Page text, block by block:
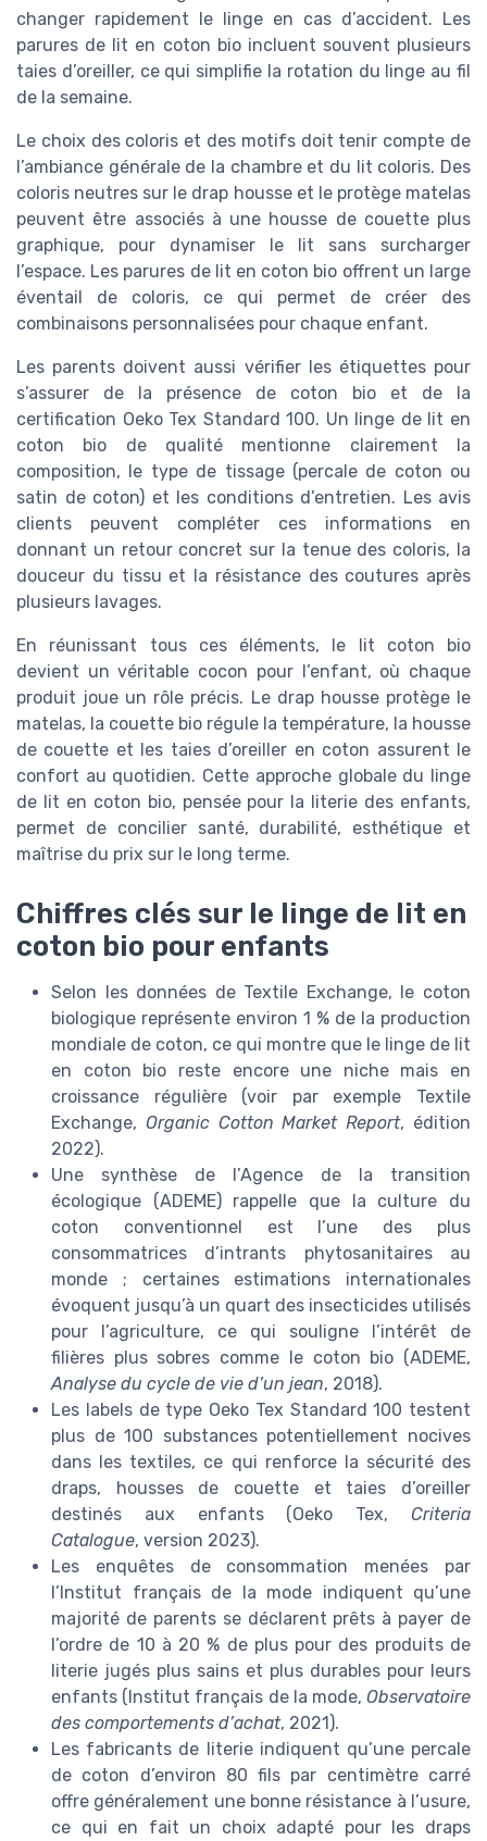
changer rapidement le linge en cas d’accident. Les
parures de lit en coton bio incluent souvent plusieurs
taies d’oreiller, ce qui simplifie la rotation du linge au fil
de la semaine.
Le choix des coloris et des motifs doit tenir compte de
l’ambiance générale de la chambre et du lit coloris. Des
coloris neutres sur le drap housse et le protège matelas
peuvent être associés à une housse de couette plus
graphique, pour dynamiser le lit sans surcharger
l’espace. Les parures de lit en coton bio offrent un large
éventail de coloris, ce qui permet de créer des
combinaisons personnalisées pour chaque enfant.
Les parents doivent aussi vérifier les étiquettes pour
s’assurer de la présence de coton bio et de la
certification Oeko Tex Standard 100. Un linge de lit en
coton bio de qualité mentionne clairement la
composition, le type de tissage (percale de coton ou
satin de coton) et les conditions d’entretien. Les avis
clients peuvent compléter ces informations en
donnant un retour concret sur la tenue des coloris, la
douceur du tissu et la résistance des coutures après
plusieurs lavages.
En réunissant tous ces éléments, le lit coton bio
devient un véritable cocon pour l’enfant, où chaque
produit joue un rôle précis. Le drap housse protège le
matelas, la couette bio régule la température, la housse
de couette et les taies d’oreiller en coton assurent le
confort au quotidien. Cette approche globale du linge
de lit en coton bio, pensée pour la literie des enfants,
permet de concilier santé, durabilité, esthétique et
maîtrise du prix sur le long terme.
Chiffres clés sur le linge de lit en
coton bio pour enfants
Selon les données de Textile Exchange, le coton
biologique représente environ 1 % de la production
mondiale de coton, ce qui montre que le linge de lit
en coton bio reste encore une niche mais en
croissance régulière (voir par exemple Textile
Exchange, Organic Cotton Market Report, édition
2022).
Une synthèse de l’Agence de la transition
écologique (ADEME) rappelle que la culture du
coton conventionnel est l’une des plus
consommatrices d’intrants phytosanitaires au
monde ; certaines estimations internationales
évoquent jusqu’à un quart des insecticides utilisés
pour l’agriculture, ce qui souligne l’intérêt de
filières plus sobres comme le coton bio (ADEME,
Analyse du cycle de vie d’un jean, 2018).
Les labels de type Oeko Tex Standard 100 testent
plus de 100 substances potentiellement nocives
dans les textiles, ce qui renforce la sécurité des
draps, housses de couette et taies d’oreiller
destinés aux enfants (Oeko Tex, Criteria
Catalogue, version 2023).
Les enquêtes de consommation menées par
l’Institut français de la mode indiquent qu’une
majorité de parents se déclarent prêts à payer de
l’ordre de 10 à 20 % de plus pour des produits de
literie jugés plus sains et plus durables pour leurs
enfants (Institut français de la mode, Observatoire
des comportements d’achat, 2021).
Les fabricants de literie indiquent qu’une percale
de coton d’environ 80 fils par centimètre carré
offre généralement une bonne résistance à l’usure,
ce qui en fait un choix adapté pour les draps